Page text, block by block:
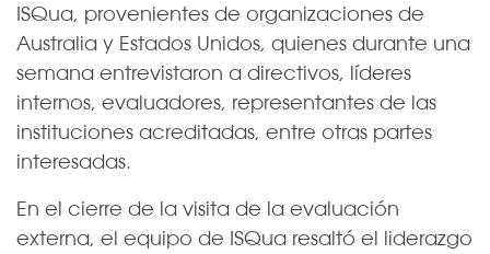
ISQua, provenientes de organizaciones de
Australia y Estados Unidos, quienes durante una
semana entrevistaron a directivos, líderes
internos, evaluadores, representantes de las
instituciones acreditadas, entre otras partes
interesadas.
En el cierre de la visita de la evaluación
externa, el equipo de ISQua resaltó el liderazgo